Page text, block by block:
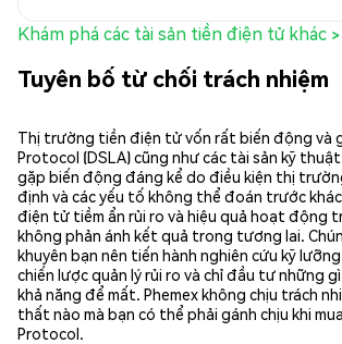
Khám phá các tài sản tiền điện tử khác >
Tuyên bố từ chối trách nhiệm
Thị trường tiền điện tử vốn rất biến động và
Protocol (DSLA) cũng như các tài sản kỹ
gặp biến động đáng kể do điều kiện thị
định và các yếu tố không thể đoán trước
điện tử tiềm ẩn rủi ro và hiệu quả hoạt động
không phản ánh kết quả trong tương lai.
khuyên bạn nên tiến hành nghiên cứu kỹ
chiến lược quản lý rủi ro và chỉ đầu tư những
khả năng để mất. Phemex không chịu trách
thất nào mà bạn có thể phải gánh chịu khi
Protocol.